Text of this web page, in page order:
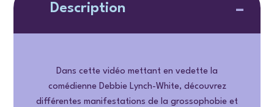
Description
Dans cette vidéo mettant en vedette la
comédienne Debbie Lynch-White, découvrez
différentes manifestations de la grossophobie et